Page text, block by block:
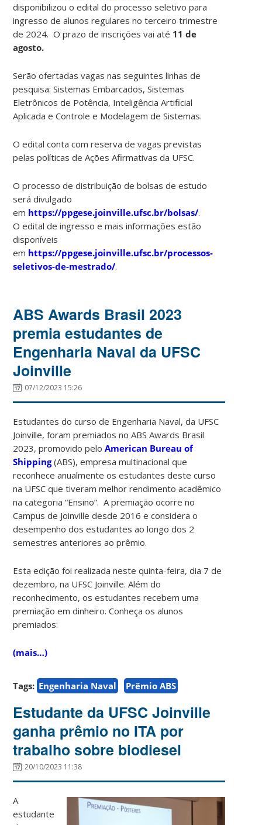
disponibilizou o edital do processo seletivo para
ingresso de alunos regulares no terceiro trimestre
de 2024. O prazo de inscrições vai até 11 de
agosto.
Serão ofertadas vagas nas seguintes linhas de
pesquisa: Sistemas Embarcados, Sistemas
Eletrônicos de Potência, Inteligência Artificial
Aplicada e Controle e Modelagem de Sistemas.
O edital conta com reserva de vagas previstas
pelas políticas de Ações Afirmativas da UFSC.
O processo de distribuição de bolsas de estudo
será divulgado
em https://ppgese.joinville.ufsc.br/bolsas/.
O edital de ingresso e mais informações estão
disponíveis
em https://ppgese.joinville.ufsc.br/processos-
seletivos-de-mestrado/.
ABS Awards Brasil 2023
premia estudantes de
Engenharia Naval da UFSC
Joinville
07/12/2023 15:26
Estudantes do curso de Engenharia Naval, da UFSC
Joinville, foram premiados no ABS Awards Brasil
2023, promovido peloAmerican Bureau of
Shipping(ABS), empresa multinacional que
reconhece anualmente os estudantes deste curso
na UFSC que tiveram melhor rendimento acadêmico
na categoria “Ensino”. A premiação ocorre no
Campus de Joinville desde 2016 e considera o
desempenho dos estudantes ao longo dos 2
semestres anteriores ao prêmio.
Esta edição foi realizada neste quinta-feira, dia 7 de
dezembro, na UFSC Joinville. Além do
reconhecimento, os estudantes recebem uma
premiação em dinheiro. Conheça os alunos
premiados:
(mais…)
Tags: Engenharia Naval Prêmio ABS
Estudante da UFSC Joinville
ganha prêmio no ITA por
trabalho sobre biodiesel
20/10/2023 11:38
A
estudante